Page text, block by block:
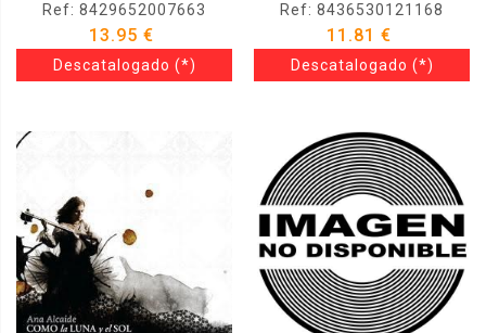
Ref: 8429652007663
13.95 €
Descatalogado (*)
Ref: 8436530121168
11.81 €
Descatalogado (*)